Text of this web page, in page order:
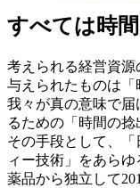
すべては時
考えられる経営資
与えられたものは「
我々が真の意味で
るための「時間の捻
その手段として、
ィー技術」をあら
薬品から独立して